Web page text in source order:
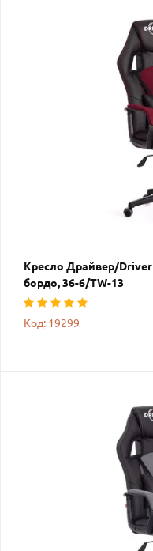
Кресло Драйвер/
бордо, 36-6/TW-13
Код: 19299